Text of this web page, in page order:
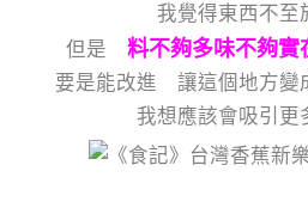
我覺得東西不至
但是 料不夠多味不夠
要是能改進 讓這個地方變
我想應該會吸引更